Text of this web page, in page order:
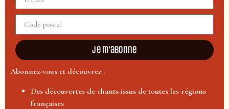
Je m'abonne
Abonnez-vous et découvrez :
Des découvertes de chants issus de toutes les régions
françaises